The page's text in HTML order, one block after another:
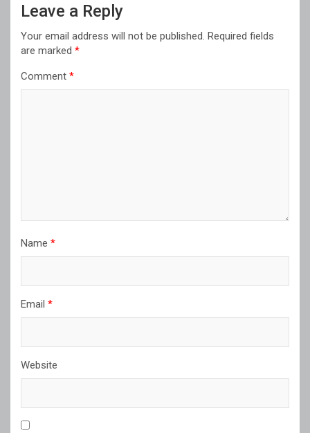
Leave a Reply
Your email address will not be published. Required fields
are marked *
Comment *
Name *
Email *
Website